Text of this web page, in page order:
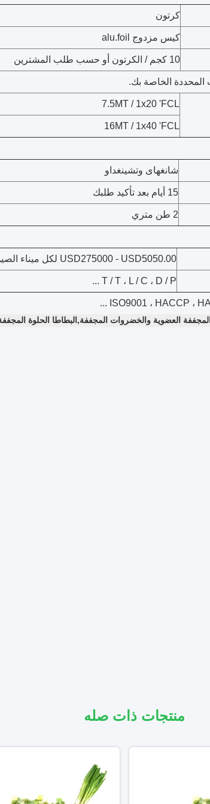
كرتون
كيس مزدوج alu.foil
10 كجم / الكرتون أو حسب طلب المشترين
المحددة الخاصة بك.
7.5MT / 1x20 'FCL
16MT / 1x40 'FCL
شانغهاى وتشينغداو
15 أيام بعد تأكيد طلبك
2 طن متري
USD275000 - USD5050.00 لكل ميناء الصين فوب
T / T ، L / C ، D / P ...
العضوية والخضروات المجففة,البطاطا الحلوة
منتجات ذات صله